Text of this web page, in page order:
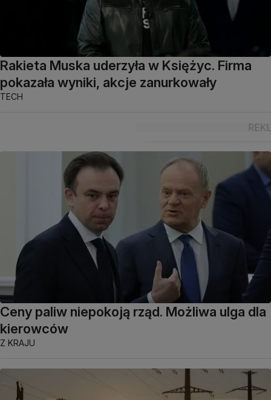
Rakieta Muska uderzyła w Księżyc. Firma
pokazała wyniki, akcje zanurkowały
TECH
Ceny paliw niepokoją rząd. Możliwa ulga dla
kierowców
Z KRAJU